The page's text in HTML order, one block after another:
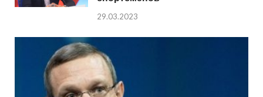
29.03.2023